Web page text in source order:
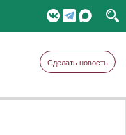
Сделать новость